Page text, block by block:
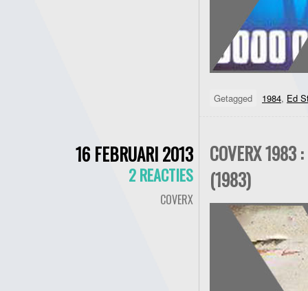
Getagged 1984, Ed
16 FEBRUARI 2013
2 REACTIES
COVERX
COVERX 1983
(1983)